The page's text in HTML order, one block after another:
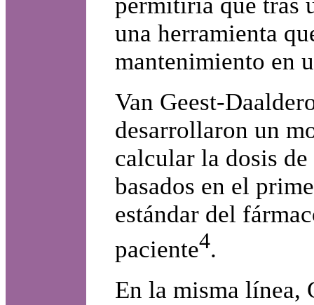
permitiría que tras
una herramienta
mantenimiento en
Van Geest-
desarrollaron un
calcular la dosis
basados en el
estándar del
paciente4.
En la misma línea,